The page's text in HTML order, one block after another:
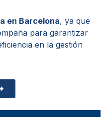
en Barcelona, ya que
para garantizar
en la gestión